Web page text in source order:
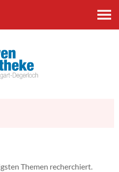
Themen recherchiert.